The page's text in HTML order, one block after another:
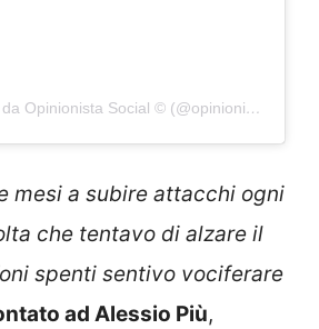
Un post condiviso da Opinionista Social © (@opinionista.social)
mesi a subire attacchi ogni
che tentavo di alzare il
spenti sentivo vociferare
ad Alessio Più,